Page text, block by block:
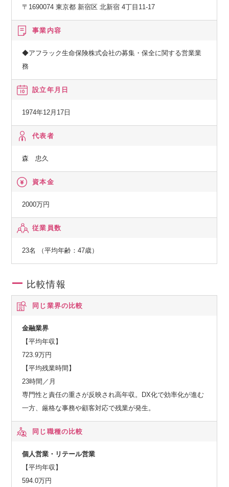
〒1690074 東京都 新宿区 北新宿 4丁目11-17
事業内容
◆アフラック生命保険株式会社の募集・保全に関する営業業
務
設立年月日
1974年12月17日
代表者
森 忠久
資本金
2000万円
従業員数
23名 （平均年齢：47歳）
比較情報
同じ業界の比較
金融業界
【平均年収】
723.9万円
【平均残業時間】
23時間／月
専門性と責任の重さが反映され高年収。DX化で効率化が進む
一方、厳格な事務や顧客対応で残業が発生。
同じ職種の比較
個人営業・リテール営業
【平均年収】
594.0万円